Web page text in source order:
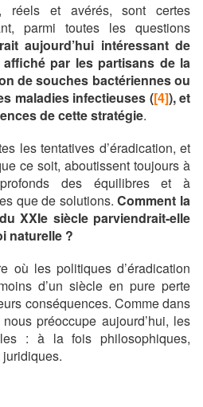
réels et avérés, sont certes
parmi toutes les questions
aujourd’hui intéressant de
affiché par les partisans de la
de souches bactériennes ou
maladies infectieuses ([4]), et
de cette stratégie.
les tentatives d’éradication, et
ce soit, aboutissent toujours à
des équilibres et à
que de solutions.Comment la
XXIe siècle parviendrait-elle
naturelle ?
où les politiques d’éradication
d’un siècle en pure perte
conséquences. Comme dans
préoccupe aujourd’hui, les
: à la fois philosophiques,